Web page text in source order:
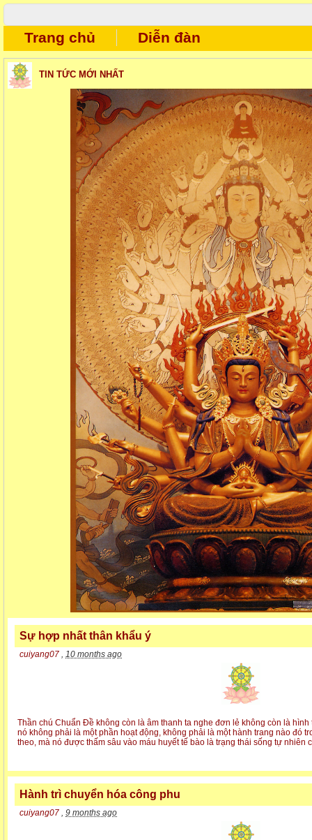
Trang chủ Diễn đàn
TIN TỨC MỚI NHẤT
Sự hợp nhất thân khẩu ý
cuiyang07 10 months ago
Thần chú Chuẩn Đề không còn là âm thanh ta nghe đơn lẻ không còn là
nó không phải là một phần hoạt động, không phải là một hành trang nào đó
theo, mà nó được thấm sâu vào máu huyết tế bào là trạng thái sống tự nhiên
Hành trì chuyển hóa công phu
cuiyang07 9 months ago